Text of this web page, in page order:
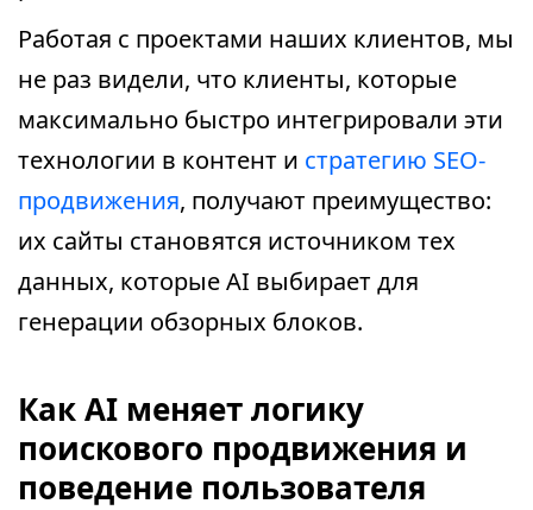
Работая с проектами наших клиентов, мы
не раз видели, что клиенты, которые
максимально быстро интегрировали эти
технологии в контент и стратегию SEO-
продвижения, получают преимущество:
их сайты становятся источником тех
данных, которые AI выбирает для
генерации обзорных блоков.
Как AI меняет логику
поискового продвижения и
поведение пользователя